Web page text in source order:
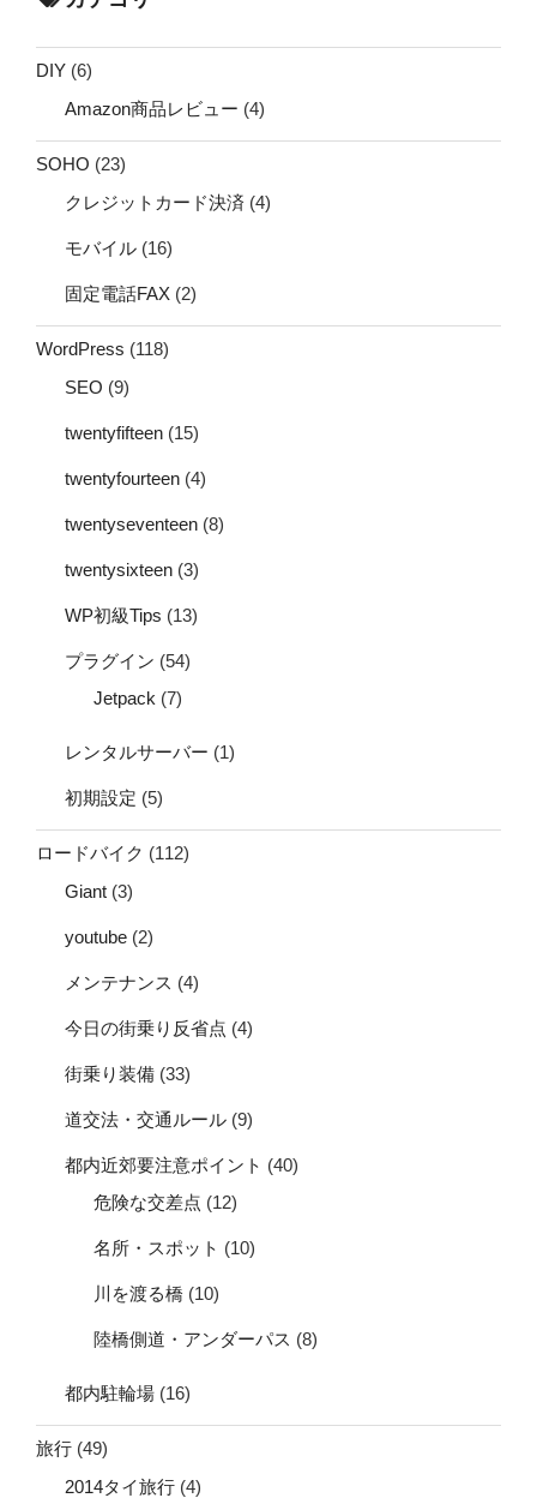
DIY (6)
Amazon商品レビュー (4)
SOHO (23)
クレジットカード決済 (4)
モバイル (16)
固定電話FAX (2)
WordPress (118)
SEO (9)
twentyfifteen (15)
twentyfourteen (4)
twentyseventeen (8)
twentysixteen (3)
WP初級Tips (13)
プラグイン (54)
Jetpack (7)
レンタルサーバー (1)
初期設定 (5)
ロードバイク (112)
Giant (3)
youtube (2)
メンテナンス (4)
今日の街乗り反省点 (4)
街乗り装備 (33)
道交法・交通ルール (9)
都内近郊要注意ポイント (40)
危険な交差点 (12)
名所・スポット (10)
川を渡る橋 (10)
陸橋側道・アンダーパス (8)
都内駐輪場 (16)
旅行 (49)
2014タイ旅行 (4)